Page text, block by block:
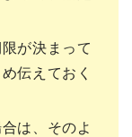
が決まって
伝えておく
は、そのよ